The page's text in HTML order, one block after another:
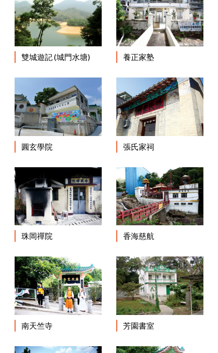
雙城遊記 (城門水塘) 養正家塾
圓玄學院 張氏家祠
珠岡禪院 香海慈航
南天竺寺 芳園書室